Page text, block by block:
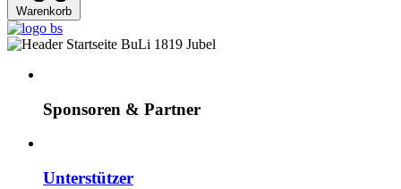
Warenkorb
Sponsoren & Partner
Unterstützer